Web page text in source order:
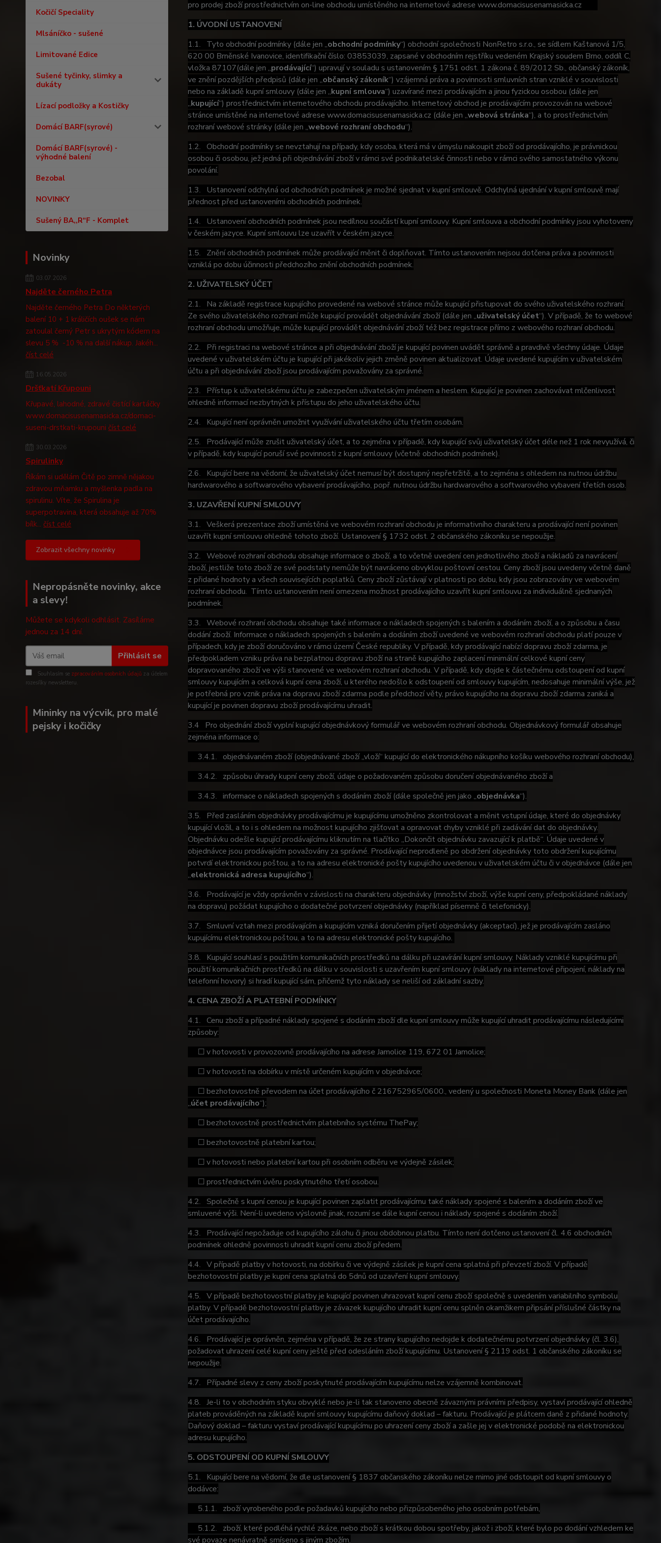
Kočičí Speciality
Mlsáníčko - sušené
Limitované Edice
Sušené tyčinky, slimky a
dukáty
Lízací podložky a Kostičky
Domácí BARF(syrové)
Domácí BARF(syrové) -
výhodné balení
Bezobal
NOVINKY
Sušený BA,,R“F - Komplet
Novinky
03.07.2026
Najděte černého Petra
Najděte černého Petra Do některých
balení 10 + 1 králičích oušek se nám
zatoulal černý Petr s ukrytým kódem na
slevu 5 % -10 % na další nákup. Jakéh...
číst celé
16.05.2026
Dršťkatí Křupouni
Křupavé, lahodné, zdravé čistící kartáčky
www.domacisusenamasicka.cz/domaci-
suseni-drstkati-krupouni číst celé
30.03.2026
Spirulinky
Říkám si udělám Čitě po zimně nějakou
zdravou mňamku a myšlenka padla na
spirulinu. Víte, že Spirulina je
superpotravina, která obsahuje až 70%
bílk... číst celé
Zobrazit všechny novinky
Nepropásněte novinky, akce
a slevy!
Můžete se kdykoli odhlásit. Zasíláme
jednou za 14 dní.
Přihlásit se
Souhlasím se zpracováním osobních údajů za účelem
rozesílky newsletteru.
Mininky na výcvik, pro malé
pejsky i kočičky
pro prodej zboží prostřednictvím on-line obchodu umístěného na internetové adrese www.domacisusenamasicka.cz
1. ÚVODNÍ USTANOVENÍ
1.1. Tyto obchodní podmínky (dále jen „obchodní podmínky“) obchodní společnosti NonRetro s.r.o., se sídlem Kaštanová 1/5,
620 00 Brněnské Ivanovice, identifikační číslo: 03853039, zapsané v obchodním rejstříku vedeném Krajský soudem Brno, oddíl C,
vložka 87107(dále jen „prodávající“) upravují v souladu s ustanovením § 1751 odst. 1 zákona č. 89/2012 Sb., občanský zákoník,
ve znění pozdějších předpisů (dále jen „občanský zákoník“) vzájemná práva a povinnosti smluvních stran vzniklé v souvislosti
nebo na základě kupní smlouvy (dále jen „kupní smlouva“) uzavírané mezi prodávajícím a jinou fyzickou osobou (dále jen
„kupující“) prostřednictvím internetového obchodu prodávajícího. Internetový obchod je prodávajícím provozován na webové
stránce umístěné na internetové adrese www.domacisusenamasicka.cz (dále jen „webová stránka“), a to prostřednictvím
rozhraní webové stránky (dále jen „webové rozhraní obchodu“).
1.2. Obchodní podmínky se nevztahují na případy, kdy osoba, která má v úmyslu nakoupit zboží od prodávajícího, je právnickou
osobou či osobou, jež jedná při objednávání zboží v rámci své podnikatelské činnosti nebo v rámci svého samostatného výkonu
povolání.
1.3. Ustanovení odchylná od obchodních podmínek je možné sjednat v kupní smlouvě. Odchylná ujednání v kupní smlouvě mají
přednost před ustanoveními obchodních podmínek.
1.4. Ustanovení obchodních podmínek jsou nedílnou součástí kupní smlouvy. Kupní smlouva a obchodní podmínky jsou vyhotoveny
v českém jazyce. Kupní smlouvu lze uzavřít v českém jazyce.
1.5. Znění obchodních podmínek může prodávající měnit či doplňovat. Tímto ustanovením nejsou dotčena práva a povinnosti
vzniklá po dobu účinnosti předchozího znění obchodních podmínek.
2. UŽIVATELSKÝ ÚČET
2.1. Na základě registrace kupujícího provedené na webové stránce může kupující přistupovat do svého uživatelského rozhraní.
Ze svého uživatelského rozhraní může kupující provádět objednávání zboží (dále jen „uživatelský účet“). V případě, že to webové
rozhraní obchodu umožňuje, může kupující provádět objednávání zboží též bez registrace přímo z webového rozhraní obchodu.
2.2. Při registraci na webové stránce a při objednávání zboží je kupující povinen uvádět správně a pravdivě všechny údaje. Údaje
uvedené v uživatelském účtu je kupující při jakékoliv jejich změně povinen aktualizovat. Údaje uvedené kupujícím v uživatelském
účtu a při objednávání zboží jsou prodávajícím považovány za správné.
2.3. Přístup k uživatelskému účtu je zabezpečen uživatelským jménem a heslem. Kupující je povinen zachovávat mlčenlivost
ohledně informací nezbytných k přístupu do jeho uživatelského účtu.
2.4. Kupující není oprávněn umožnit využívání uživatelského účtu třetím osobám.
2.5. Prodávající může zrušit uživatelský účet, a to zejména v případě, kdy kupující svůj uživatelský účet déle než 1 rok nevyužívá, či
v případě, kdy kupující poruší své povinnosti z kupní smlouvy (včetně obchodních podmínek).
2.6. Kupující bere na vědomí, že uživatelský účet nemusí být dostupný nepřetržitě, a to zejména s ohledem na nutnou údržbu
hardwarového a softwarového vybavení prodávajícího, popř. nutnou údržbu hardwarového a softwarového vybavení třetích osob.
3. UZAVŘENÍ KUPNÍ SMLOUVY
3.1. Veškerá prezentace zboží umístěná ve webovém rozhraní obchodu je informativního charakteru a prodávající není povinen
uzavřít kupní smlouvu ohledně tohoto zboží. Ustanovení § 1732 odst. 2 občanského zákoníku se nepoužije.
3.2. Webové rozhraní obchodu obsahuje informace o zboží, a to včetně uvedení cen jednotlivého zboží a nákladů za navrácení
zboží, jestliže toto zboží ze své podstaty nemůže být navráceno obvyklou poštovní cestou. Ceny zboží jsou uvedeny včetně daně
z přidané hodnoty a všech souvisejících poplatků. Ceny zboží zůstávají v platnosti po dobu, kdy jsou zobrazovány ve webovém
rozhraní obchodu. Tímto ustanovením není omezena možnost prodávajícího uzavřít kupní smlouvu za individuálně sjednaných
podmínek.
3.3. Webové rozhraní obchodu obsahuje také informace o nákladech spojených s balením a dodáním zboží, a o způsobu a času
dodání zboží. Informace o nákladech spojených s balením a dodáním zboží uvedené ve webovém rozhraní obchodu platí pouze v
případech, kdy je zboží doručováno v rámci území České republiky. V případě, kdy prodávající nabízí dopravu zboží zdarma, je
předpokladem vzniku práva na bezplatnou dopravu zboží na straně kupujícího zaplacení minimální celkové kupní ceny
dopravovaného zboží ve výši stanovené ve webovém rozhraní obchodu. V případě, kdy dojde k částečnému odstoupení od kupní
smlouvy kupujícím a celková kupní cena zboží, u kterého nedošlo k odstoupení od smlouvy kupujícím, nedosahuje minimální výše, jež
je potřebná pro vznik práva na dopravu zboží zdarma podle předchozí věty, právo kupujícího na dopravu zboží zdarma zaniká a
kupující je povinen dopravu zboží prodávajícímu uhradit.
3.4 Pro objednání zboží vyplní kupující objednávkový formulář ve webovém rozhraní obchodu. Objednávkový formulář obsahuje
zejména informace o:
3.4.1. objednávaném zboží (objednávané zboží „vloží“ kupující do elektronického nákupního košíku webového rozhraní obchodu),
3.4.2. způsobu úhrady kupní ceny zboží, údaje o požadovaném způsobu doručení objednávaného zboží a
3.4.3. informace o nákladech spojených s dodáním zboží (dále společně jen jako „objednávka“).
3.5. Před zasláním objednávky prodávajícímu je kupujícímu umožněno zkontrolovat a měnit vstupní údaje, které do objednávky
kupující vložil, a to i s ohledem na možnost kupujícího zjišťovat a opravovat chyby vzniklé při zadávání dat do objednávky.
Objednávku odešle kupující prodávajícímu kliknutím na tlačítko „Dokončit objednávku zavazující k platbě“. Údaje uvedené v
objednávce jsou prodávajícím považovány za správné. Prodávající neprodleně po obdržení objednávky toto obdržení kupujícímu
potvrdí elektronickou poštou, a to na adresu elektronické pošty kupujícího uvedenou v uživatelském účtu či v objednávce (dále jen
„elektronická adresa kupujícího“).
3.6. Prodávající je vždy oprávněn v závislosti na charakteru objednávky (množství zboží, výše kupní ceny, předpokládané náklady
na dopravu) požádat kupujícího o dodatečné potvrzení objednávky (například písemně či telefonicky).
3.7. Smluvní vztah mezi prodávajícím a kupujícím vzniká doručením přijetí objednávky (akceptací), jež je prodávajícím zasláno
kupujícímu elektronickou poštou, a to na adresu elektronické pošty kupujícího.
3.8. Kupující souhlasí s použitím komunikačních prostředků na dálku při uzavírání kupní smlouvy. Náklady vzniklé kupujícímu při
použití komunikačních prostředků na dálku v souvislosti s uzavřením kupní smlouvy (náklady na internetové připojení, náklady na
telefonní hovory) si hradí kupující sám, přičemž tyto náklady se neliší od základní sazby.
4. CENA ZBOŽÍ A PLATEBNÍ PODMÍNKY
4.1. Cenu zboží a případné náklady spojené s dodáním zboží dle kupní smlouvy může kupující uhradit prodávajícímu následujícími
způsoby:
☐ v hotovosti v provozovně prodávajícího na adrese Jamolice 119, 672 01 Jamolice;
☐ v hotovosti na dobírku v místě určeném kupujícím v objednávce;
☐ bezhotovostně převodem na účet prodávajícího č 216752965/0600., vedený u společnosti Moneta Money Bank (dále jen
„účet prodávajícího“);
☐ bezhotovostně prostřednictvím platebního systému ThePay;
☐ bezhotovostně platební kartou;
☐ v hotovosti nebo platební kartou při osobním odběru ve výdejně zásilek;
☐ prostřednictvím úvěru poskytnutého třetí osobou.
4.2. Společně s kupní cenou je kupující povinen zaplatit prodávajícímu také náklady spojené s balením a dodáním zboží ve
smluvené výši. Není-li uvedeno výslovně jinak, rozumí se dále kupní cenou i náklady spojené s dodáním zboží.
4.3. Prodávající nepožaduje od kupujícího zálohu či jinou obdobnou platbu. Tímto není dotčeno ustanovení čl. 4.6 obchodních
podmínek ohledně povinnosti uhradit kupní cenu zboží předem.
4.4. V případě platby v hotovosti, na dobírku či ve výdejně zásilek je kupní cena splatná při převzetí zboží. V případě
bezhotovostní platby je kupní cena splatná do 5dnů od uzavření kupní smlouvy.
4.5. V případě bezhotovostní platby je kupující povinen uhrazovat kupní cenu zboží společně s uvedením variabilního symbolu
platby. V případě bezhotovostní platby je závazek kupujícího uhradit kupní cenu splněn okamžikem připsání příslušné částky na
účet prodávajícího.
4.6. Prodávající je oprávněn, zejména v případě, že ze strany kupujícího nedojde k dodatečnému potvrzení objednávky (čl. 3.6),
požadovat uhrazení celé kupní ceny ještě před odesláním zboží kupujícímu. Ustanovení § 2119 odst. 1 občanského zákoníku se
nepoužije.
4.7. Případné slevy z ceny zboží poskytnuté prodávajícím kupujícímu nelze vzájemně kombinovat.
4.8. Je-li to v obchodním styku obvyklé nebo je-li tak stanoveno obecně závaznými právními předpisy, vystaví prodávající ohledně
plateb prováděných na základě kupní smlouvy kupujícímu daňový doklad – fakturu. Prodávající je plátcem daně z přidané hodnoty.
Daňový doklad – fakturu vystaví prodávající kupujícímu po uhrazení ceny zboží a zašle jej v elektronické podobě na elektronickou
adresu kupujícího.
5. ODSTOUPENÍ OD KUPNÍ SMLOUVY
5.1. Kupující bere na vědomí, že dle ustanovení § 1837 občanského zákoníku nelze mimo jiné odstoupit od kupní smlouvy o
dodávce:
5.1.1. zboží vyrobeného podle požadavků kupujícího nebo přizpůsobeného jeho osobním potřebám,
5.1.2. zboží, které podléhá rychlé zkáze, nebo zboží s krátkou dobou spotřeby, jakož i zboží, které bylo po dodání vzhledem ke
své povaze nenávratně smíseno s jiným zbožím,